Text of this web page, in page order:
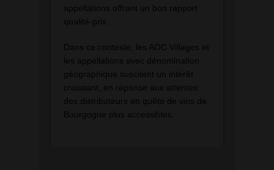
appellations offrant un bon rapport
qualité-prix.
Dans ce contexte, les AOC Villages et
les appellations avec dénomination
géographique suscitent un intérêt
croissant, en réponse aux attentes
des distributeurs en quête de vins de
Bourgogne plus accessibles.